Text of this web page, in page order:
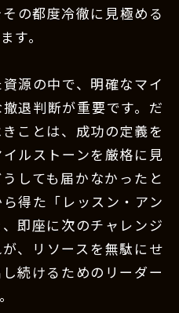
の都度冷徹に見極める
す。
源の中で、明確なマイ
退判断が重要です。だ
ことは、成功の定義を
ルストーンを厳格に見
しても届かなかったと
得た「レッスン・アン
即座に次のチャレンジ
、リソースを無駄にせ
続けるためのリーダー